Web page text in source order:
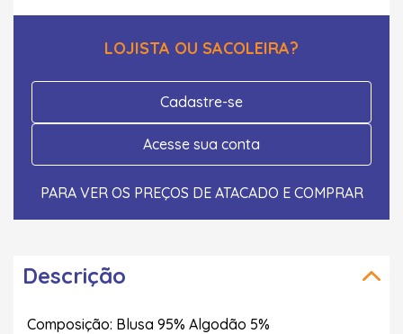
LOJISTA OU SACOLEIRA?
Cadastre-se
Acesse sua conta
PARA VER OS PREÇOS DE ATACADO E COMPRAR
Descrição
Composição: Blusa 95% Algodão 5%